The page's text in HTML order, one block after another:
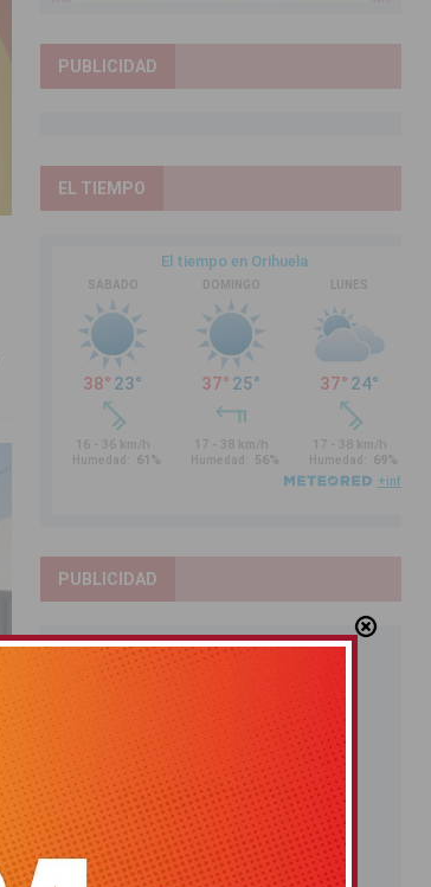
PUBLICIDAD
EL TIEMPO
PUBLICIDAD